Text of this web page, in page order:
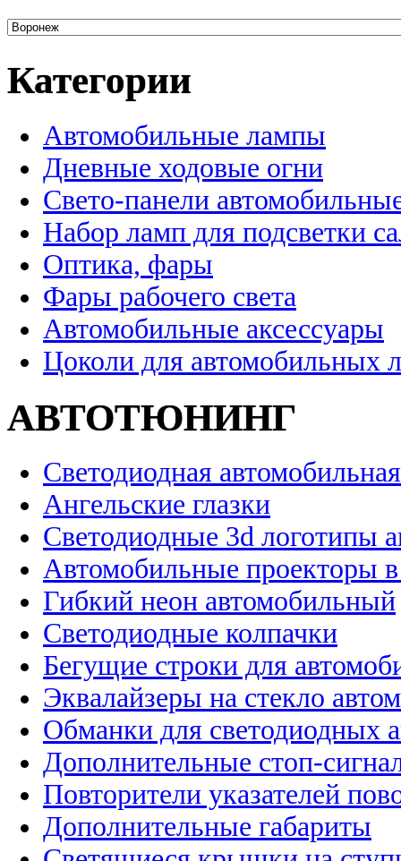
Категории
Автомобильные лампы
Дневные ходовые огни
Свето-панели
Набор ламп для подсветки
Оптика, фары
Фары рабочего света
Автомобильные аксессуары
Цоколи для автомобильных
АВТОТЮНИНГ
Светодиодная
Ангельские глазки
Светодиодные 3d логотипы
Автомобильные проекторы
Гибкий неон автомобильный
Светодиодные колпачки
Бегущие строки для
Эквалайзеры на стекло
Обманки для светодиодных
Дополнительные стоп-
Повторители указателей
Дополнительные габариты